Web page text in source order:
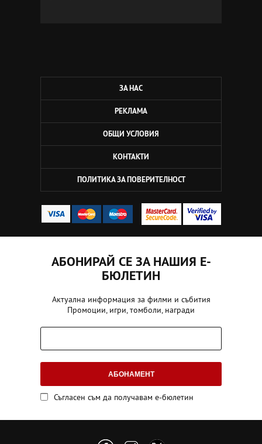
ЗА НАС
РЕКЛАМА
ОБЩИ УСЛОВИЯ
КОНТАКТИ
ПОЛИТИКА ЗА ПОВЕРИТЕЛНОСТ
АБОНИРАЙ СЕ ЗА НАШИЯ Е-
БЮЛЕТИН
Актуална информация за филми и събития
Промоции, игри, томболи, награди
АБОНАМЕНТ
Съгласен съм да получавам е-бюлетин